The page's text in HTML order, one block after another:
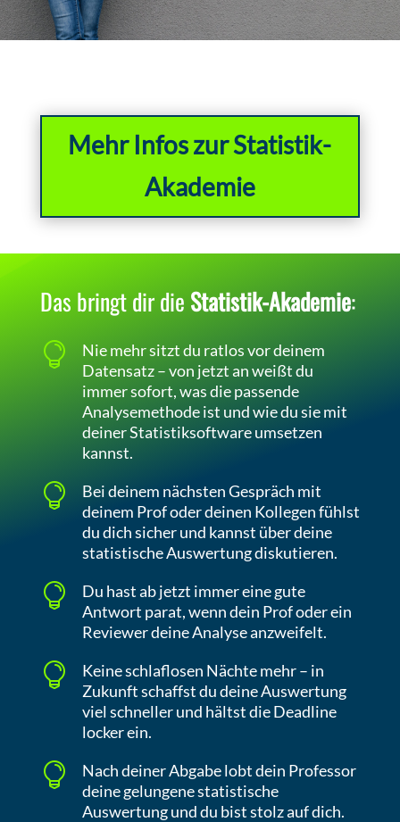
Mehr Infos zur Statistik-
Akademie
Das bringt dir die Statistik-Akademie:

Nie mehr sitzt du ratlos vor deinem
Datensatz – von jetzt an weißt du
immer sofort, was die passende
Analysemethode ist und wie du sie mit
deiner Statistiksoftware umsetzen
kannst.

Bei deinem nächsten Gespräch mit
deinem Prof oder deinen Kollegen fühlst
du dich sicher und kannst über deine
statistische Auswertung diskutieren.

Du hast ab jetzt immer eine gute
Antwort parat, wenn dein Prof oder ein
Reviewer deine Analyse anzweifelt.

Keine schlaflosen Nächte mehr – in
Zukunft schaffst du deine Auswertung
viel schneller und hältst die Deadline
locker ein.

Nach deiner Abgabe lobt dein Professor
deine gelungene statistische
Auswertung und du bist stolz auf dich.